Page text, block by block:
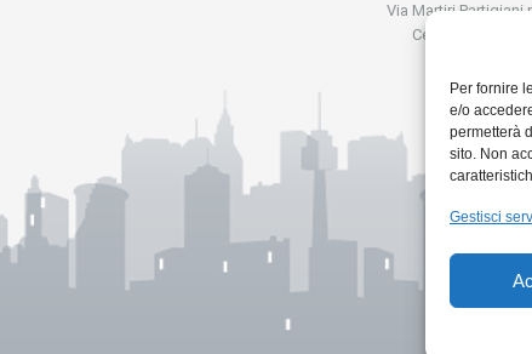
Per fornire
e/o
permetterà
sito. Non
Gestisci
Via Martiri Partigiani